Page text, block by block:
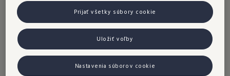
Prijať všetky súbory cookie
Uložiť voľby
Nastavenia súborov cookie